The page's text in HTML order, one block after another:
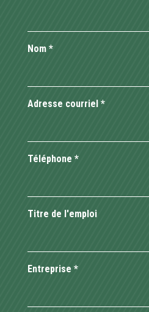
Nom *
Adresse courriel *
Téléphone *
Titre de l'emploi
Entreprise *